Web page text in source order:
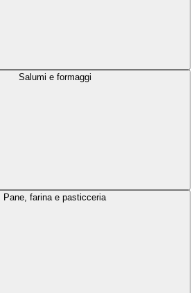
Salumi e formaggi
Pane, farina e pasticceria